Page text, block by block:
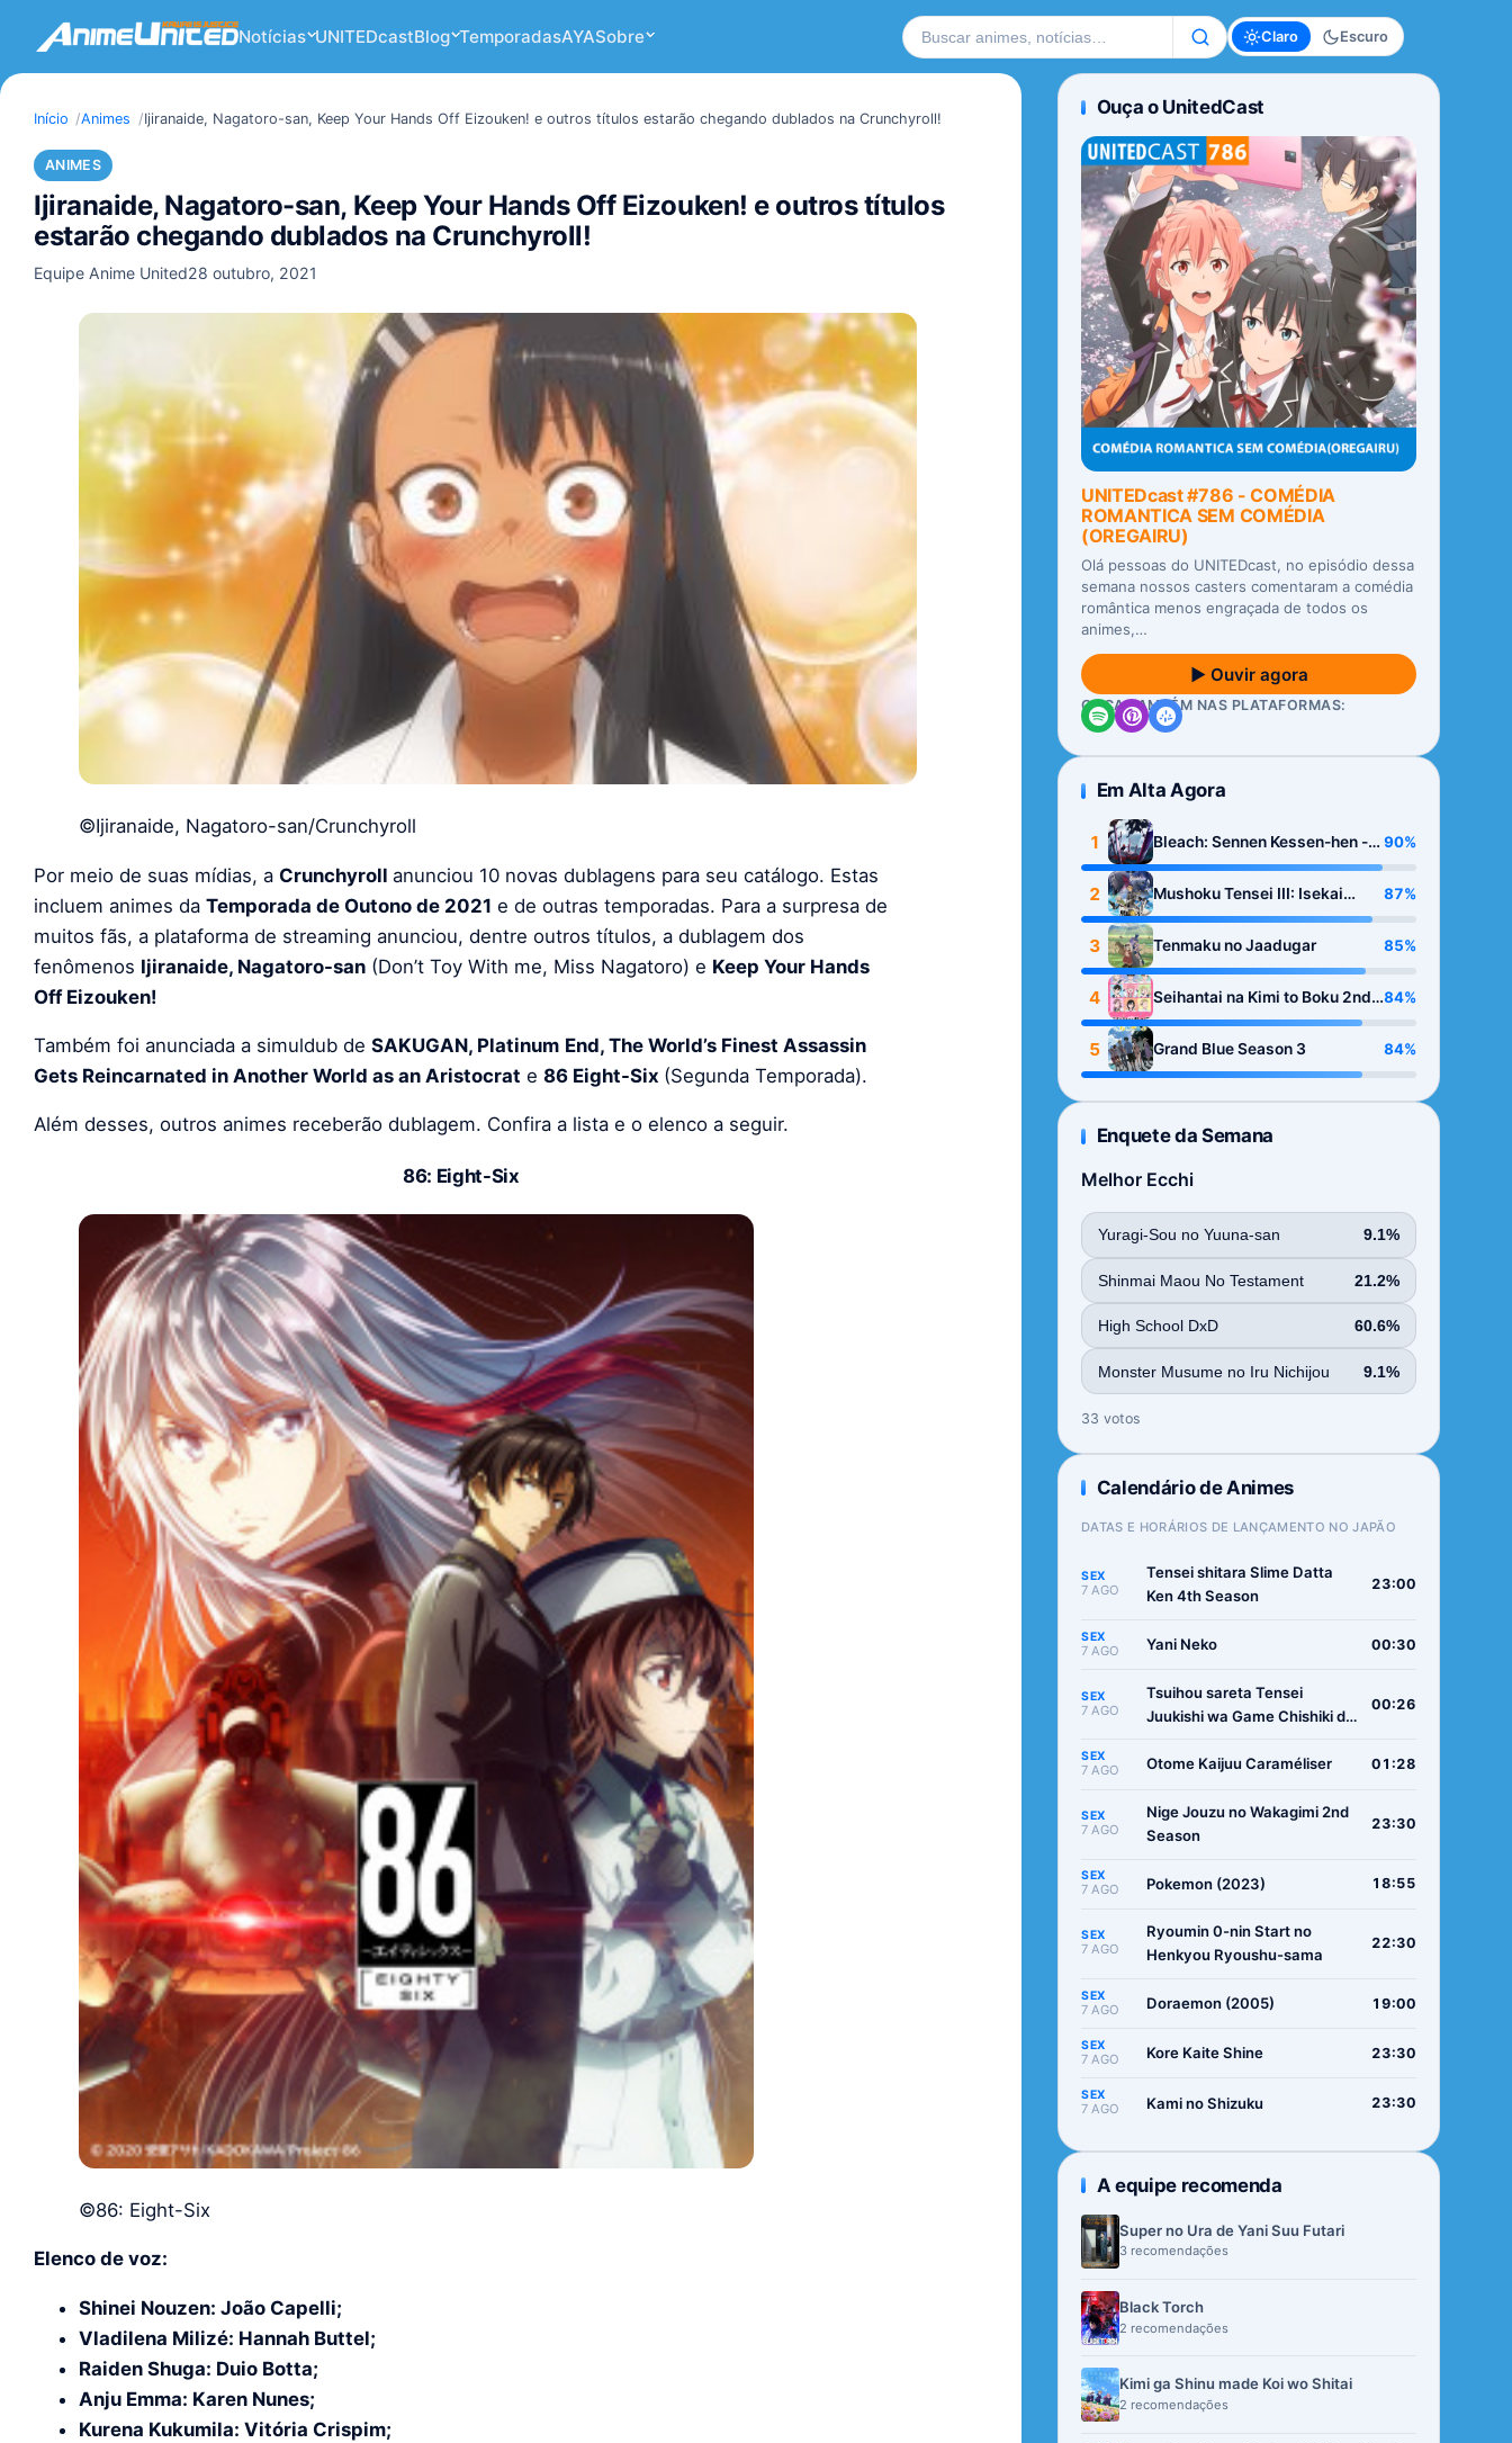
Notícias UNITEDcastBlog TemporadasAYASobre Buscar no site Claro Escuro
Início Animes Ijiranaide, Nagatoro-san, Keep Your Hands Off Eizouken! e outros títulos estarão chegando dublados na Crunchyroll!
ANIMES
Ijiranaide, Nagatoro-san, Keep Your Hands Off Eizouken! e outros títulos
estarão chegando dublados na Crunchyroll!
Equipe Anime United28 outubro, 2021
©Ijiranaide, Nagatoro-san/Crunchyroll
Por meio de suas mídias, a Crunchyroll anunciou 10 novas dublagens para seu catálogo. Estas
incluem animes da Temporada de Outono de 2021 e de outras temporadas. Para a surpresa de
muitos fãs, a plataforma de streaming anunciou, dentre outros títulos, a dublagem dos
fenômenos Ijiranaide, Nagatoro-san (Don’t Toy With me, Miss Nagatoro) e Keep Your Hands
Off Eizouken!
Também foi anunciada a simuldub de SAKUGAN, Platinum End, The World’s Finest Assassin
Gets Reincarnated in Another World as an Aristocrat e 86 Eight-Six (Segunda Temporada).
Além desses, outros animes receberão dublagem. Confira a lista e o elenco a seguir.
86: Eight-Six
©86: Eight-Six
Elenco de voz:
Shinei Nouzen: João Capelli;
Vladilena Milizé: Hannah Buttel;
Raiden Shuga: Duio Botta;
Anju Emma: Karen Nunes;
Kurena Kukumila: Vitória Crispim;
Ouça o UnitedCast
UNITEDcast #786 - COMÉDIA
ROMANTICA SEM COMÉDIA
(OREGAIRU)
Olá pessoas do UNITEDcast, no episódio dessa
semana nossos casters comentaram a comédia
romântica menos engraçada de todos os
animes,…
▶ Ouvir agora
OUÇA TAMBÉM NAS PLATAFORMAS:
Em Alta Agora
1
Bleach: Sennen Kessen-hen -
Kashin-tan
90%
2
Mushoku Tensei III: Isekai
Ittara Honki Dasu
87%
3 Tenmaku no Jaadugar 85%
4
Seihantai na Kimi to Boku 2nd
Season
84%
5 Grand Blue Season 3 84%
Enquete da Semana
Melhor Ecchi
Yuragi-Sou no Yuuna-san 9.1%
Shinmai Maou No Testament 21.2%
High School DxD 60.6%
Monster Musume no Iru Nichijou 9.1%
33 votos
Calendário de Animes
DATAS E HORÁRIOS DE LANÇAMENTO NO JAPÃO
SEX
7 AGO
Tensei shitara Slime Datta
Ken 4th Season
23:00
SEX
7 AGO Yani Neko 00:30
SEX
7 AGO
Tsuihou sareta Tensei
Juukishi wa Game Chishiki de
00:26
SEX
7 AGO Otome Kaijuu Caraméliser 01:28
SEX
7 AGO
Nige Jouzu no Wakagimi 2nd
Season
23:30
SEX
7 AGO Pokemon (2023) 18:55
SEX
7 AGO
Ryoumin 0-nin Start no
Henkyou Ryoushu-sama
22:30
SEX
7 AGO Doraemon (2005) 19:00
SEX
7 AGO Kore Kaite Shine 23:30
SEX
7 AGO Kami no Shizuku 23:30
A equipe recomenda
Super no Ura de Yani Suu Futari
3 recomendações
Black Torch
2 recomendações
Kimi ga Shinu made Koi wo Shitai
2 recomendações